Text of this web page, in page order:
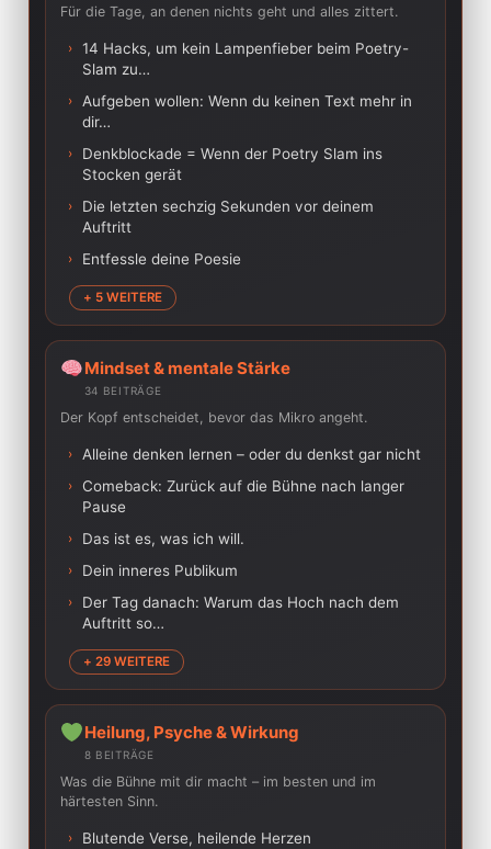
Für die Tage, an denen nichts geht und alles zittert.
› 14 Hacks, um kein Lampenfieber beim Poetry-
Slam zu…
›
Aufgeben wollen: Wenn du keinen Text mehr in
dir…
›
Denkblockade = Wenn der Poetry Slam ins
Stocken gerät
›
Die letzten sechzig Sekunden vor deinem
Auftritt
› Entfessle deine Poesie
+ 5 WEITERE
Mindset & mentale Stärke
34 BEITRÄGE
Der Kopf entscheidet, bevor das Mikro angeht.
› Alleine denken lernen – oder du denkst gar nicht
› Comeback: Zurück auf die Bühne nach langer
Pause
› Das ist es, was ich will.
› Dein inneres Publikum
›
Der Tag danach: Warum das Hoch nach dem
Auftritt so…
+ 29 WEITERE
Heilung, Psyche & Wirkung
8 BEITRÄGE
Was die Bühne mit dir macht – im besten und im
härtesten Sinn.
› Blutende Verse, heilende Herzen